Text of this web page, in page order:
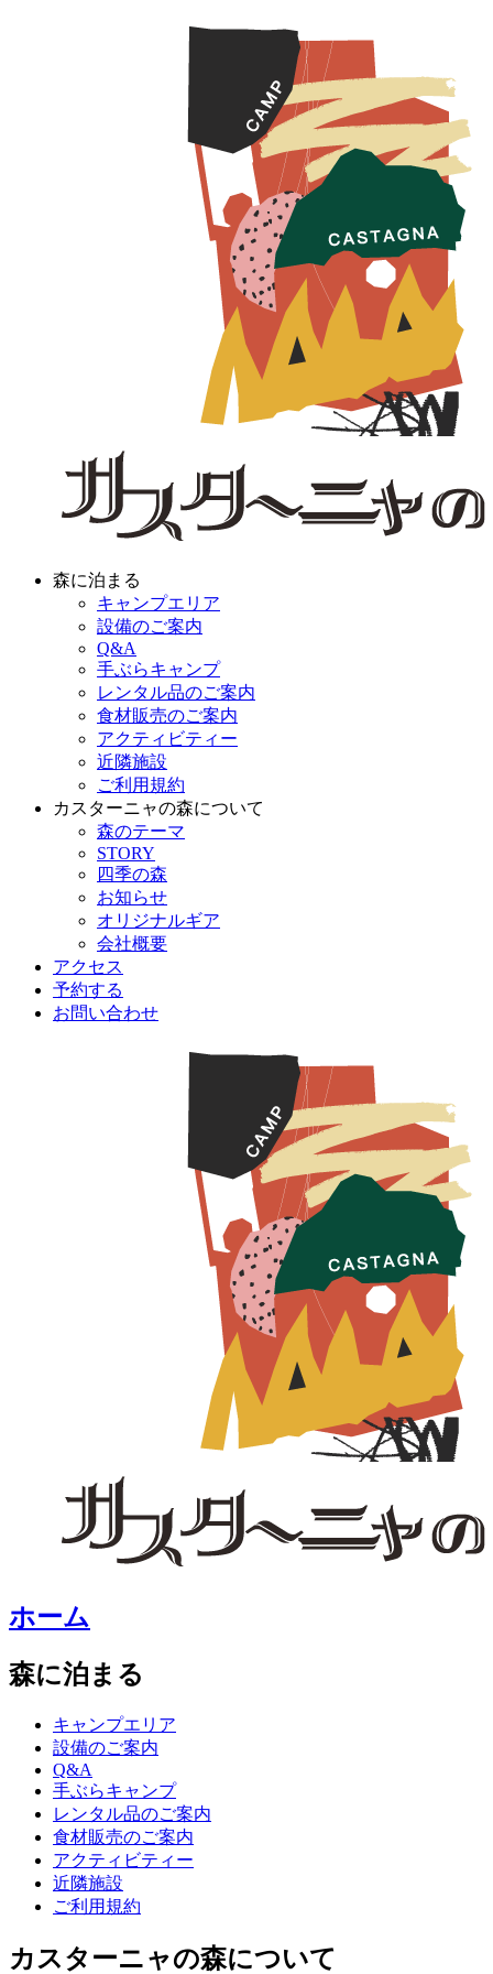
森に泊まる
キャンプエリア
設備のご案内
Q&A
手ぶらキャンプ
レンタル品のご案内
食材販売のご案内
アクティビティー
近隣施設
ご利用規約
カスターニャの森について
森のテーマ
STORY
四季の森
お知らせ
オリジナルギア
会社概要
アクセス
予約する
お問い合わせ
ホーム
森に泊まる
キャンプエリア
設備のご案内
Q&A
手ぶらキャンプ
レンタル品のご案内
食材販売のご案内
アクティビティー
近隣施設
ご利用規約
カスターニャの森について